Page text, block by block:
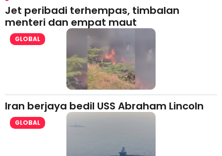
Jet peribadi terhempas, timbalan
menteri dan empat maut
GLOBAL
Iran berjaya bedil USS Abraham Lincoln
GLOBAL